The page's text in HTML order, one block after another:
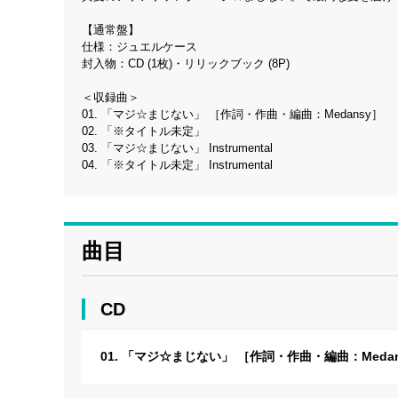
【通常盤】
仕様：ジュエルケース
封入物：CD (1枚)・リリックブック (8P)
＜収録曲＞
01. 「マジ☆まじない」 ［作詞・作曲・編曲：Medansy］
02. 「※タイトル未定」
03. 「マジ☆まじない」 Instrumental
04. 「※タイトル未定」 Instrumental
曲目
CD
01. 「マジ☆まじない」 ［作詞・作曲・編曲：